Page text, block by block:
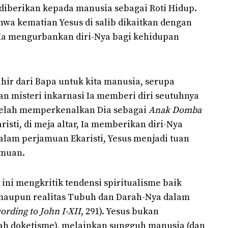
kepada manusia sebagai Roti Hidup.
kematian Yesus di salib dikaitkan dengan
mengurbankan diri-Nya bagi kehidupan
dari Bapa untuk kita manusia, serupa
misteri inkarnasi Ia memberi diri seutuhnya
memperkenalkan Dia sebagai Anak Domba
di meja altar, Ia memberikan diri-Nya
perjamuan Ekaristi, Yesus menjadi tuan
ini mengkritik tendensi spiritualisme baik
realitas Tubuh dan Darah-Nya dalam
to John I-XII, 291). Yesus bukan